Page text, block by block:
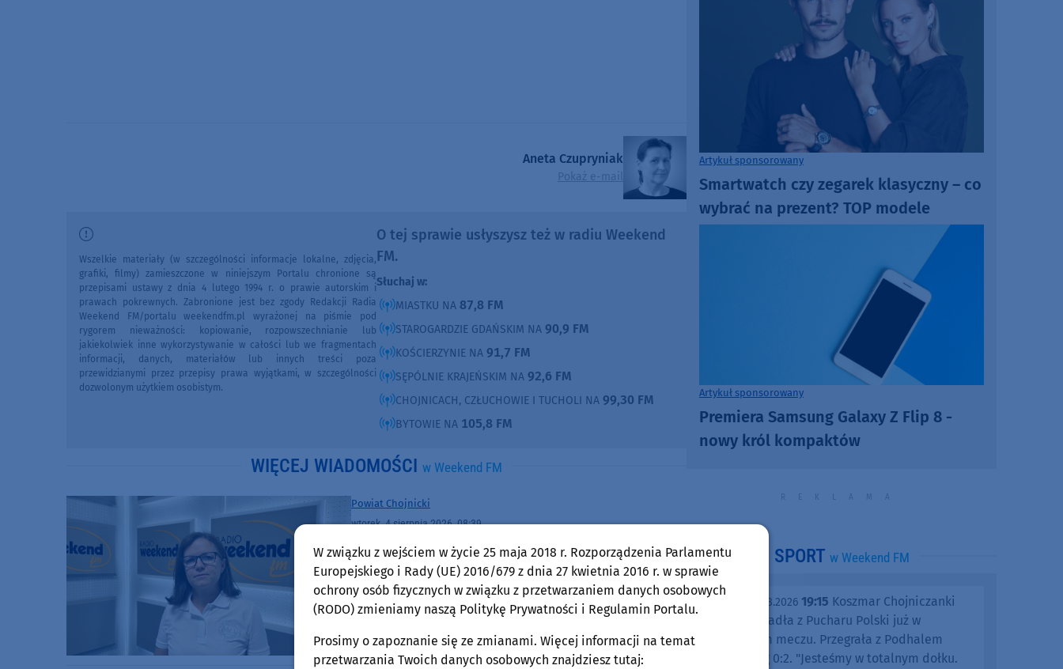
Aneta Czupryniak
Pokaż e-mail
O tej sprawie usłyszysz też w radiu Weekend
FM.
Słuchaj w:
MIASTKU NA 87,8 FM
STAROGARDZIE GDAŃSKIM NA 90,9 FM
KOŚCIERZYNIE NA 91,7 FM
SĘPÓLNIE KRAJEŃSKIM NA 92,6 FM
CHOJNICACH, CZŁUCHOWIE I TUCHOLI NA 99,30 FM
BYTOWIE NA 105,8 FM
Wszelkie materiały (w szczególności informacje lokalne, zdjęcia,
grafiki, filmy) zamieszczone w niniejszym Portalu chronione są
przepisami ustawy z dnia 4 lutego 1994 r. o prawie autorskim i
prawach pokrewnych. Zabronione jest bez zgody Redakcji Radia
Weekend FM/portalu weekendfm.pl wyrażonej na piśmie pod
rygorem nieważności: kopiowanie, rozpowszechnianie lub
jakiekolwiek inne wykorzystywanie w całości lub we fragmentach
informacji, danych, materiałów lub innych treści poza
przewidzianymi przez przepisy prawa wyjątkami, w szczególności
dozwolonym użytkiem osobistym.
WIĘCEJ WIADOMOŚCI w Weekend FM
Powiat Chojnicki
wtorek, 4 sierpnia 2026, 08:39
30 lat razem dla przyrody. Jubileusz 30-lecia
Parku Narodowego "Bory Tucholskie".
Odcinek 11: "Edukacja przyrodnicza w Parku
Narodowym "Bory Tucholskie" (WIDEO)
Artykuł sponsorowany
Smartwatch czy zegarek klasyczny – co
wybrać na prezent? TOP modele
Artykuł sponsorowany
Premiera Samsung Galaxy Z Flip 8 -
nowy król kompaktów
SPORT w Weekend FM
środa, 05.08.2026 19:15 Koszmar Chojniczanki
trwa. Odpadła z Pucharu Polski już w
pierwszym meczu. Przegrała z Podhalem
Nowy Targ 0:2. "Jesteśmy w totalnym dołku.
W związku z wejściem w życie 25 maja 2018 r. Rozporządzenia Parlamentu
Europejskiego i Rady (UE) 2016/679 z dnia 27 kwietnia 2016 r. w sprawie
ochrony osób fizycznych w związku z przetwarzaniem danych osobowych
(RODO) zmieniamy naszą Politykę Prywatności i Regulamin Portalu.
Prosimy o zapoznanie się ze zmianami. Więcej informacji na temat
przetwarzania Twoich danych osobowych znajdziesz tutaj: